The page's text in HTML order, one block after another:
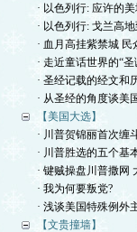
· 以色列行: 应许的
· 以色列行: 戈兰高
· 血月高挂紫禁城 民
· 走近童话世界的“
· 圣经记载的经文和
· 从圣经的角度谈美
【美国大选】
· 川普贺锦丽首次缠
· 川普胜选的五个基
· 键贼操盘川普撒网
· 我为何要叛党?
· 浅谈美国特殊例外
【文贵撞墙】